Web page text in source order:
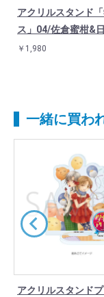
アクリルスタンド
ス」04/佐倉蜜柑&
￥1,980
一緒に買わ
アクリルスタンド